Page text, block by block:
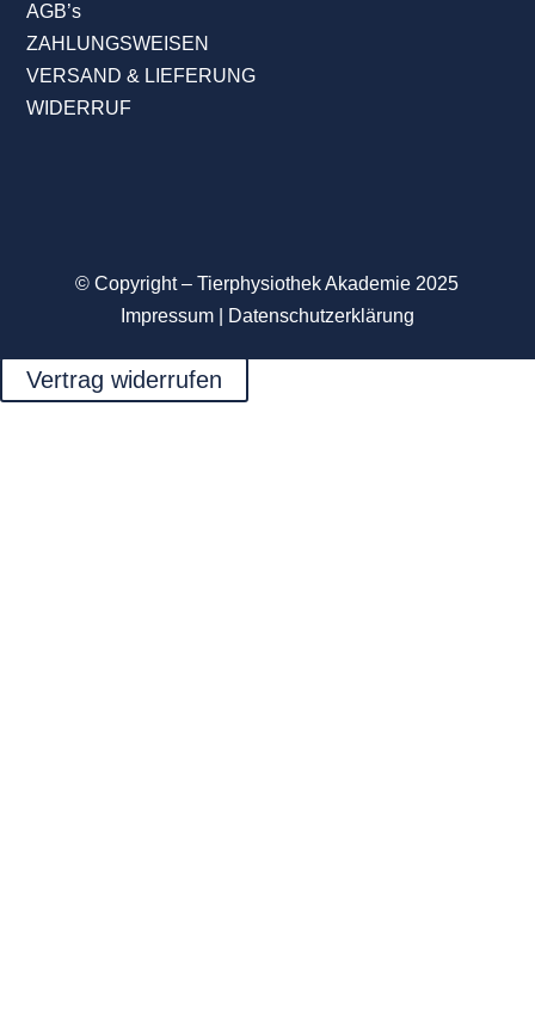
AGB’s
ZAHLUNGSWEISEN
VERSAND & LIEFERUNG
WIDERRUF
© Copyright – Tierphysiothek Akademie 2025
Impressum| Datenschutzerklärung
Vertrag widerrufen